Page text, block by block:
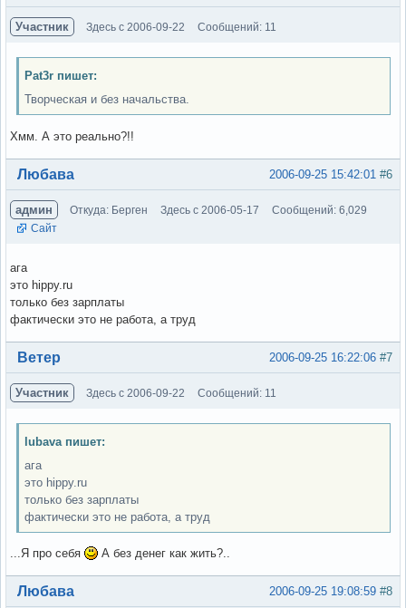
Участник Здесь с 2006-09-22 Сообщений: 11
Pat3r пишет:
Творческая и без начальства.
Хмм. А это реально?!!
Вне форума #6
2006-09-25 15:42:01
Любава
админ Откуда: Берген Здесь с 2006-05-17
Сообщений: 6,029
Сайт
ага
это hippy.ru
только без зарплаты
фактически это не работа, а труд
Вне форума #7
2006-09-25 16:22:06
Ветер
Участник Здесь с 2006-09-22 Сообщений: 11
lubava пишет:
ага
это hippy.ru
только без зарплаты
фактически это не работа, а труд
...Я про себя А без денег как жить?..
Вне форума #8
2006-09-25 19:08:59
Любава